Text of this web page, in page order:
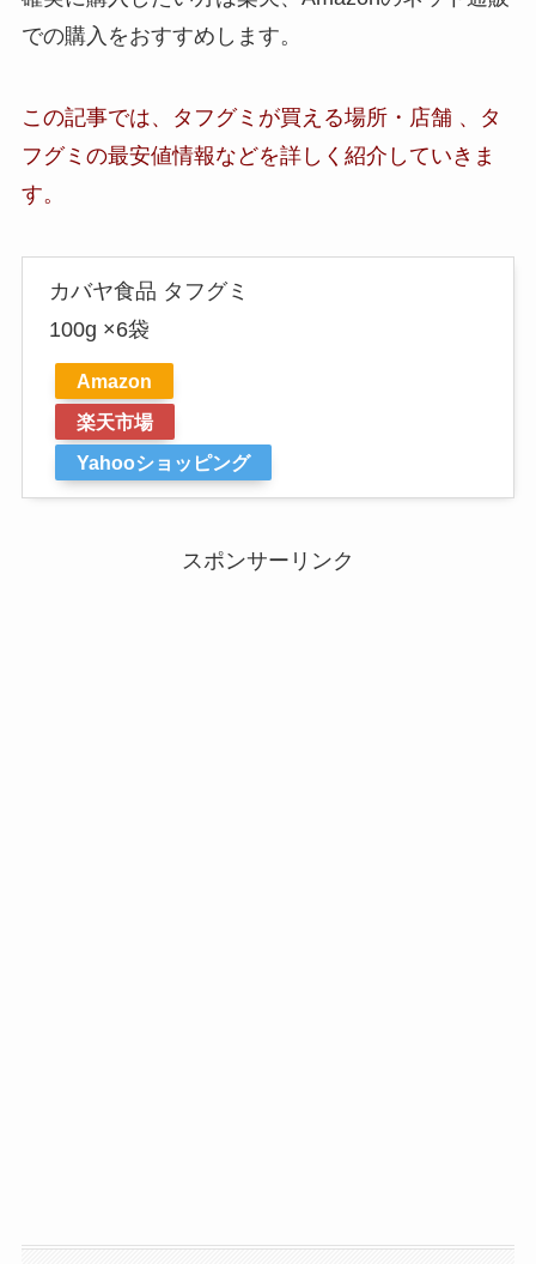
での購入をおすすめします。
この記事では、 タフグミ が買える場所・店舗 、
タ
フグミ の最安値情報などを詳しく紹介していきま
す。
カバヤ食品 タフグミ
100g ×6袋
Amazon
楽天市場
Yahooショッピング
スポンサーリンク